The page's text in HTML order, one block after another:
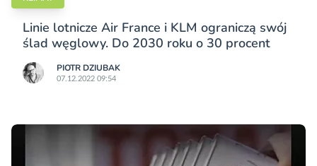
Linie lotnicze Air France i KLM ograniczą swój
ślad węglowy. Do 2030 roku o 30 procent
PIOTR DZIUBAK
07.12.2022 09:54